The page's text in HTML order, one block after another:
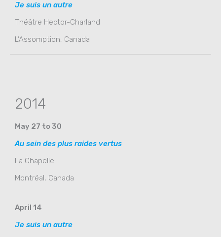
Je suis un autre
Théâtre Hector-Charland
L’Assomption, Canada
2014
May 27 to 30
Au sein des plus raides vertus
La Chapelle
Montréal, Canada
April 14
Je suis un autre